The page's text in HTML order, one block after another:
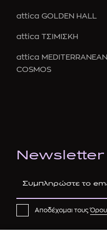
attica GOLDEN HALL
attica ΤΣΙΜΙΣΚΗ
attica MEDITERRANEAN
COSMOS
Newsletter
Αποδέχομαι τους